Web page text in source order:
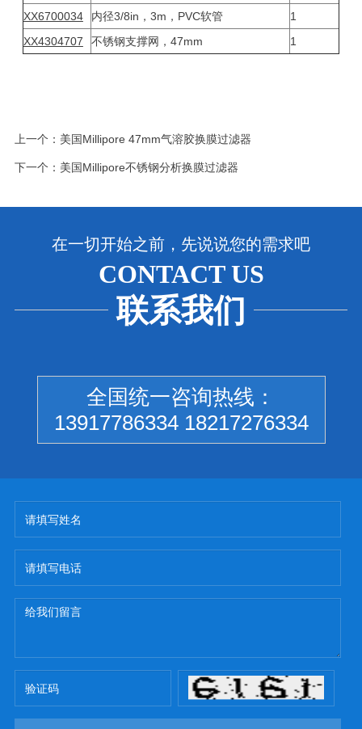
XX6700034
内径3/8in，3m，PVC软管
1
XX4304707
不锈钢支撑网，47mm 1
上一个： 美国Millipore 47mm气溶胶换膜过滤器
下一个： 美国Millipore不锈钢分析换膜过滤器
在一切开始之前，先说说您的需求吧
CONTACT US
联系我们
全国统一咨询热线：
13917786334 18217276334